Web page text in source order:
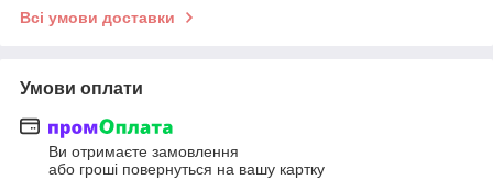
Всі умови доставки
Умови оплати
Ви отримаєте замовлення
або гроші повернуться на вашу картку